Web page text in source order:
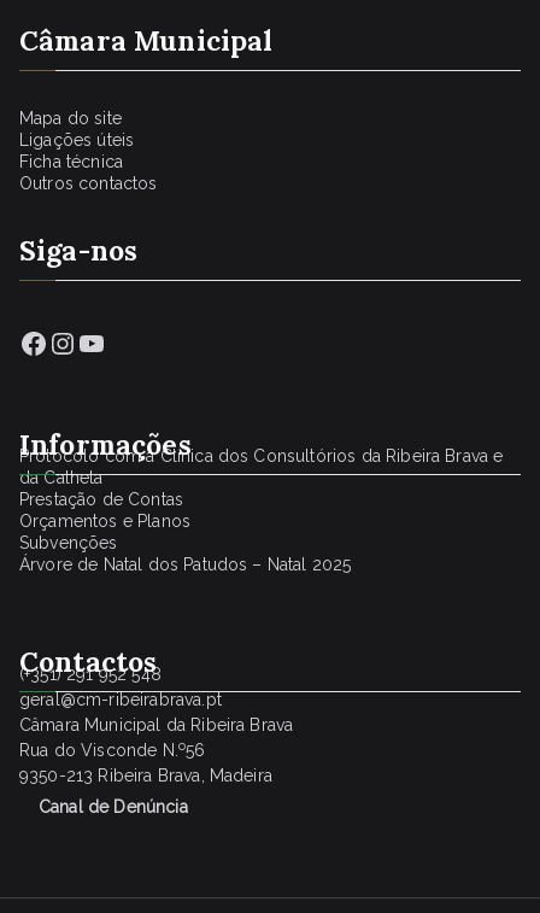
Câmara Municipal
Mapa do site
Ligações úteis
Ficha técnica
Outros contactos
Siga-nos
Facebook
Instagram
YouTube
Informações
Protocolo com a Clínica dos Consultórios da Ribeira Brava e
da Calheta
Prestação de Contas
Orçamentos e Planos
Subvenções
Árvore de Natal dos Patudos – Natal 2025
Contactos
(+351) 291 952 548
geral@cm-ribeirabrava.pt
Câmara Municipal da Ribeira Brava
Rua do Visconde N. o56
9350-213 Ribeira Brava, Madeira
Canal de Denúncia